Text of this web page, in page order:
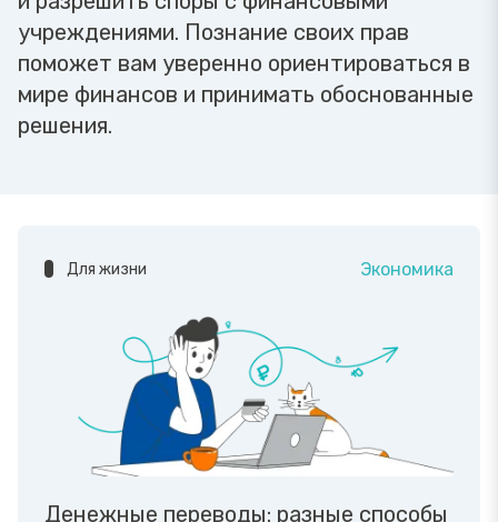
учреждениями. Познание своих прав
поможет вам уверенно ориентироваться в
мире финансов и принимать обоснованные
решения.
Для жизни Экономика
Денежные переводы: разные способы